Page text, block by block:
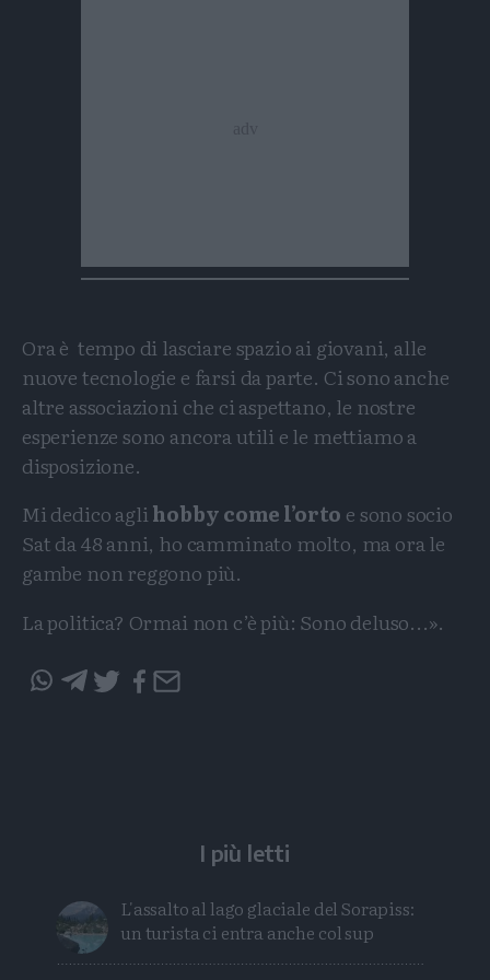
Ora è tempo di lasciare spazio ai giovani, alle
nuove tecnologie e farsi da parte. Ci sono anche
altre associazioni che ci aspettano, le nostre
esperienze sono ancora utili e le mettiamo a
disposizione.
Mi dedico aglihobby come l’orto e sono socio
Sat da 48 anni, ho camminato molto, ma ora le
gambe non reggono più.
La politica? Ormai non c’è più: Sono deluso...».
I più letti
L'assalto al lago glaciale del Sorapiss:
un turista ci entra anche col sup